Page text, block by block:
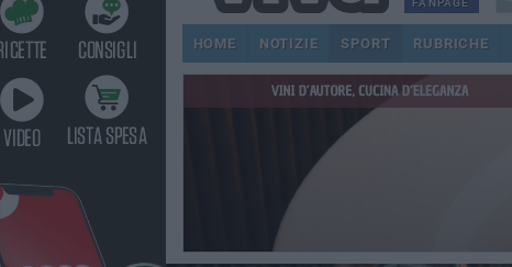
FANPAGE
HOME NOTIZIE SPORT RUBRICHE